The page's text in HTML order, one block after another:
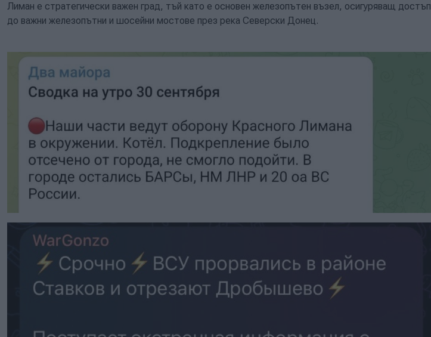
Лиман е стратегически важен град, тъй като е основен железопътен възел, осигуряващ достъп
до важни железопътни и шосейни мостове през река Северски Донец.